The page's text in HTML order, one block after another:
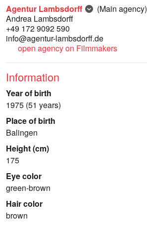
Agentur Lambsdorff
(Main agency)
Andrea Lambsdorff
+49 172 9092 590
info@agentur-lambsdorff.de
open agency on Filmmakers
Information
Year of birth
1975 (51 years)
Place of birth
Balingen
Height (cm)
175
Eye color
green-brown
Hair color
brown